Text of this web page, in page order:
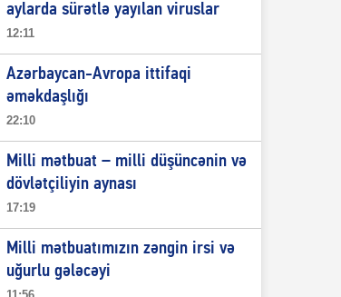
aylarda sürətlə yayılan viruslar
12:11
Azərbaycan-Avropa ittifaqi
əməkdaşlığı
22:10
Milli mətbuat – milli düşüncənin və
dövlətçiliyin aynası
17:19
Milli mətbuatımızın zəngin irsi və
uğurlu gələcəyi